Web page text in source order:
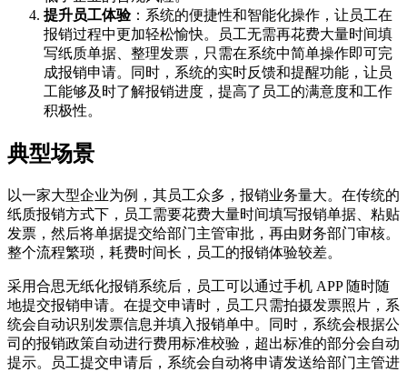
提升员工体验：系统的便捷性和智能化操作，让员工在
报销过程中更加轻松愉快。员工无需再花费大量时间填
写纸质单据、整理发票，只需在系统中简单操作即可完
成报销申请。同时，系统的实时反馈和提醒功能，让员
工能够及时了解报销进度，提高了员工的满意度和工作
积极性。
典型场景
以一家大型企业为例，其员工众多，报销业务量大。在传统的
纸质报销方式下，员工需要花费大量时间填写报销单据、粘贴
发票，然后将单据提交给部门主管审批，再由财务部门审核。
整个流程繁琐，耗费时间长，员工的报销体验较差。
采用合思无纸化报销系统后，员工可以通过手机 APP 随时随
地提交报销申请。在提交申请时，员工只需拍摄发票照片，系
统会自动识别发票信息并填入报销单中。同时，系统会根据公
司的报销政策自动进行费用标准校验，超出标准的部分会自动
提示。员工提交申请后，系统会自动将申请发送给部门主管进